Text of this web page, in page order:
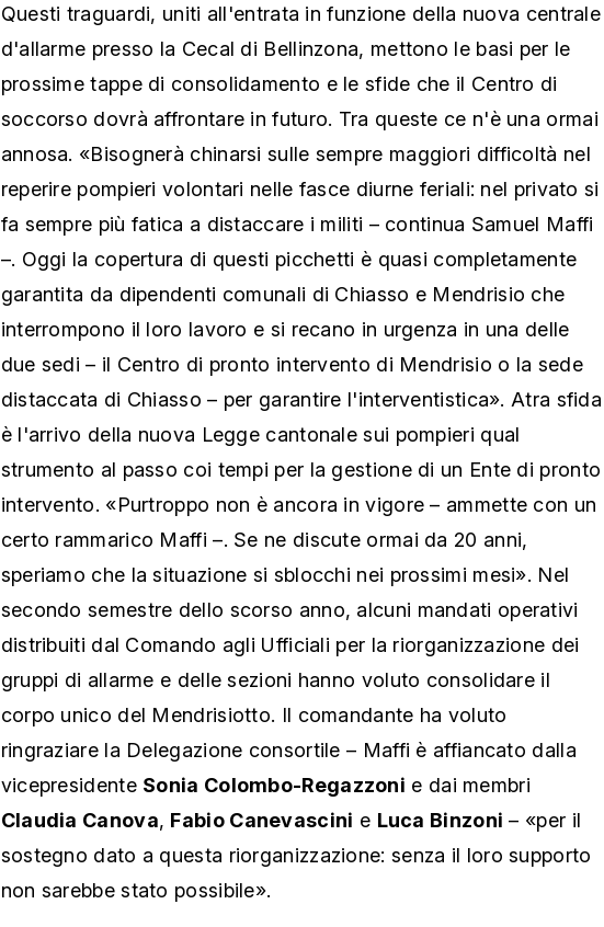
Questi traguardi, uniti all'entrata in funzione della nuova centrale
d'allarme presso la Cecal di Bellinzona, mettono le basi per le
prossime tappe di consolidamento e le sfide che il Centro di
soccorso dovrà affrontare in futuro. Tra queste ce n'è una ormai
annosa. «Bisognerà chinarsi sulle sempre maggiori difficoltà nel
reperire pompieri volontari nelle fasce diurne feriali: nel privato si
fa sempre più fatica a distaccare i militi – continua Samuel Maffi
–. Oggi la copertura di questi picchetti è quasi completamente
garantita da dipendenti comunali di Chiasso e Mendrisio che
interrompono il loro lavoro e si recano in urgenza in una delle
due sedi – il Centro di pronto intervento di Mendrisio o la sede
distaccata di Chiasso – per garantire l'interventistica». Atra sfida
è l'arrivo della nuova Legge cantonale sui pompieri qual
strumento al passo coi tempi per la gestione di un Ente di pronto
intervento. «Purtroppo non è ancora in vigore – ammette con un
certo rammarico Maffi –. Se ne discute ormai da 20 anni,
speriamo che la situazione si sblocchi nei prossimi mesi». Nel
secondo semestre dello scorso anno, alcuni mandati operativi
distribuiti dal Comando agli Ufficiali per la riorganizzazione dei
gruppi di allarme e delle sezioni hanno voluto consolidare il
corpo unico del Mendrisiotto. Il comandante ha voluto
ringraziare la Delegazione consortile – Maffi è affiancato dalla
vicepresidente Sonia Colombo-Regazzoni e dai membri
Claudia Canova, Fabio Canevascini e Luca Binzoni – «per il
sostegno dato a questa riorganizzazione: senza il loro supporto
non sarebbe stato possibile».